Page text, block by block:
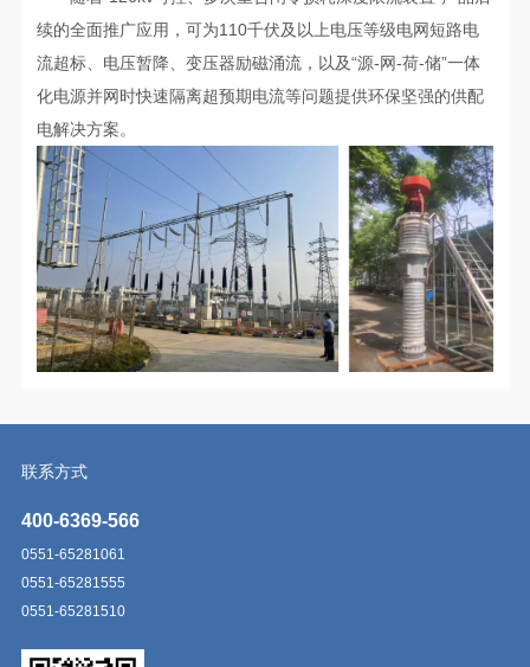
续的全面推广应用，可为110千伏及以上电压等级电网短路电
流超标、电压暂降、变压器励磁涌流，以及“源-网-荷-储”一体
化电源并网时快速隔离超预期电流等问题提供环保坚强的供配
电解决方案。
联系方式
400-6369-566
0551-65281061
0551-65281555
0551-65281510